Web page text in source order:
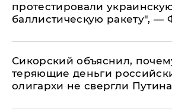
протестировали
баллистическую ракету", —
Сикорский объяснил,
теряющие деньги
олигархи не свергли Путина